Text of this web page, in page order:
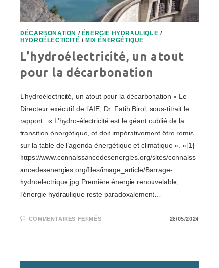
DÉCARBONATION / ÉNERGIE HYDRAULIQUE /
HYDROÉLECTICITÉ / MIX ÉNERGÉTIQUE
L’hydroélectricité, un atout
pour la décarbonation
L’hydroélectricité, un atout pour la décarbonation « Le
Directeur exécutif de l’AIE, Dr. Fatih Birol, sous-titrait le
rapport : « L’hydro-électricité est le géant oublié de la
transition énergétique, et doit impérativement être remis
sur la table de l’agenda énergétique et climatique ». »[1]
https://www.connaissancedesenergies.org/sites/connaiss
ancedesenergies.org/files/image_article/Barrage-
hydroelectrique.jpg Première énergie renouvelable,
l’énergie hydraulique reste paradoxalement…
COMMENTAIRES FERMÉSSUR
28/05/2024